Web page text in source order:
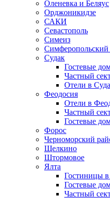
Оленевка и Беляус
Орджоникидзе
САКИ
Севастополь
Симеиз
Симферопольский
Судак
Гостевые
Частный
Отели в
Феодосия
Отели в
Частный
Гостевые
Форос
Черноморский
Щелкино
Штормовое
Ялта
Гостиницы
Гостевые
Частный